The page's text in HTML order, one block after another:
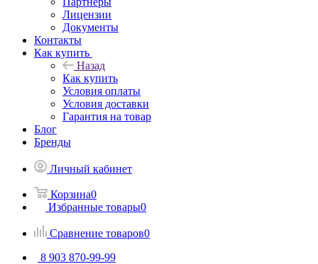
Лицензии
Документы
Контакты
Как купить
Назад
Как купить
Условия оплаты
Условия доставки
Гарантия на товар
Блог
Бренды
Личный кабинет
Корзина0
Избранные товары0
Сравнение товаров0
8 903 870-99-99